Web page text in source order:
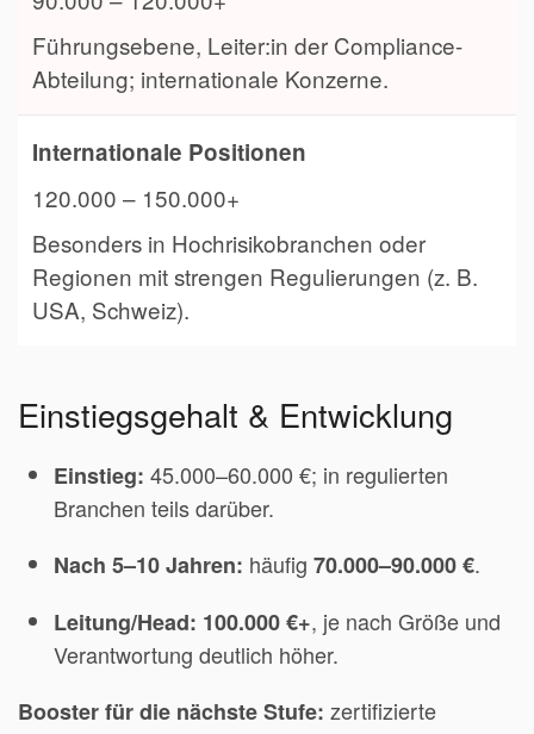
Führungsebene, Leiter:in der Compliance-
Abteilung; internationale Konzerne.
Internationale Positionen
120.000 – 150.000+
Besonders in Hochrisikobranchen oder
Regionen mit strengen Regulierungen (z. B.
USA, Schweiz).
Einstiegsgehalt & Entwicklung
Einstieg: 45.000–60.000 €; in regulierten
Branchen teils darüber.
Nach 5–10 Jahren: häufig 70.000–90.000 €.
Leitung/Head: 100.000 €+, je nach Größe und
Verantwortung deutlich höher.
Booster für die nächste Stufe: zertifizierte